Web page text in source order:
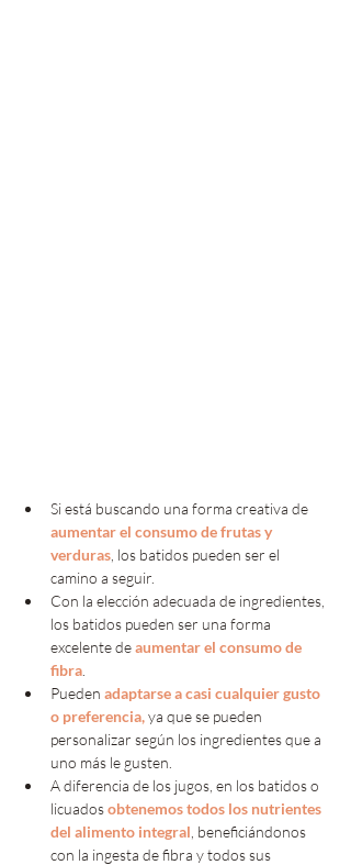
Si está buscando una forma creativa de
aumentar el consumo de frutas y
verduras , los batidos pueden ser el
camino a seguir.
Con la elección adecuada de ingredientes,
los batidos pueden ser una forma
excelente de aumentar el consumo de
fibra
Pueden adaptarse a casi cualquier gusto
o preferencia, ya que se pueden
personalizar según los ingredientes que a
uno más le gusten.
A diferencia de los jugos, en los batidos o
licuados obtenemos todos los nutrientes
del alimento integral , beneficiándonos
con la ingesta de fibra y todos sus